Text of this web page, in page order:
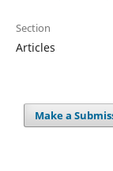
Section
Articles
Make a